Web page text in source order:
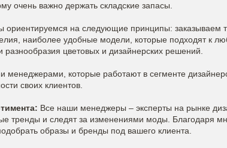
очень важно держать складские запасы.
ориентируемся на следующие принципы: заказываем
наиболее удобные модели, которые подходят к
цветовых и дизайнерских решений.
которые работают в сегменте
своих клиентов.
Все наши менеджеры – эксперты на рынке
тренды и следят за изменениями моды. Благодаря
образы и бренды под вашего клиента.